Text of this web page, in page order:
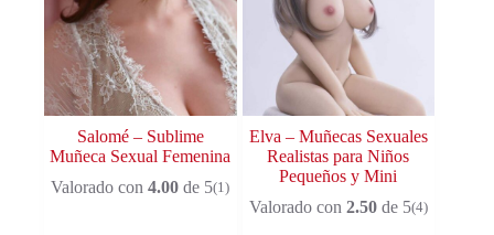
Salomé – Sublime
Muñeca Sexual Femenina
Valorado con4.00 de 5(1)
Elva – Muñecas Sexuales
Realistas para Niños
Pequeños y Mini
Valorado con 2.50de 5(4)